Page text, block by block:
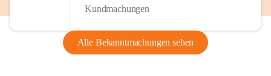
Kundmachungen
Alle Bekanntmachungen sehen